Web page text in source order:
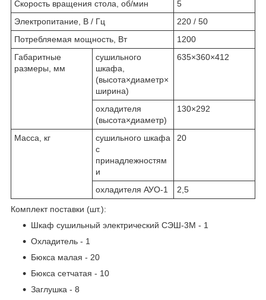
Скорость вращения стола, об/мин
5
Электропитание, В / Гц
220 / 50
Потребляемая мощность, Вт
1200
Габаритные
размеры, мм
сушильного
шкафа,
(высота×диаметр×
ширина)
635×360×412
охладителя
(высота×диаметр)
130×292
Масса, кг
сушильного шкафа
с
принадлежностям
и
20
охладителя АУО-1 2,5
Комплект поставки (шт.):
Шкаф сушильный электрический СЭШ-3М - 1
Охладитель - 1
Бюкса малая - 20
Бюкса сетчатая - 10
Заглушка - 8